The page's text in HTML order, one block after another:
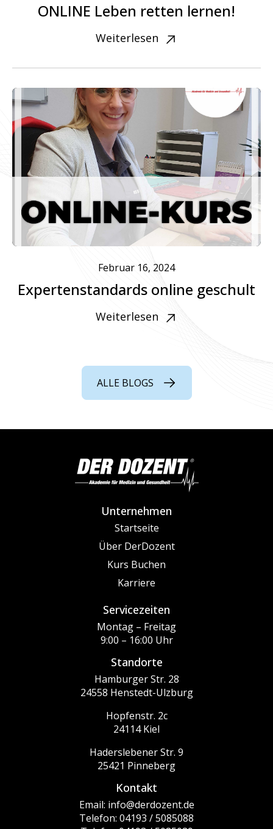
ONLINE Leben retten lernen!
Weiterlesen
Februar 16, 2024
Expertenstandards online geschult
Weiterlesen
ALLE BLOGS
Unternehmen
Startseite
Über DerDozent
Kurs Buchen
Karriere
Servicezeiten
Montag – Freitag
9:00 – 16:00 Uhr
Standorte
Hamburger Str. 28
24558 Henstedt-Ulzburg
Hopfenstr. 2c
24114 Kiel
Haderslebener Str. 9
25421 Pinneberg
Kontakt
Email: info@derdozent.de
Telefon: 04193 / 5085088